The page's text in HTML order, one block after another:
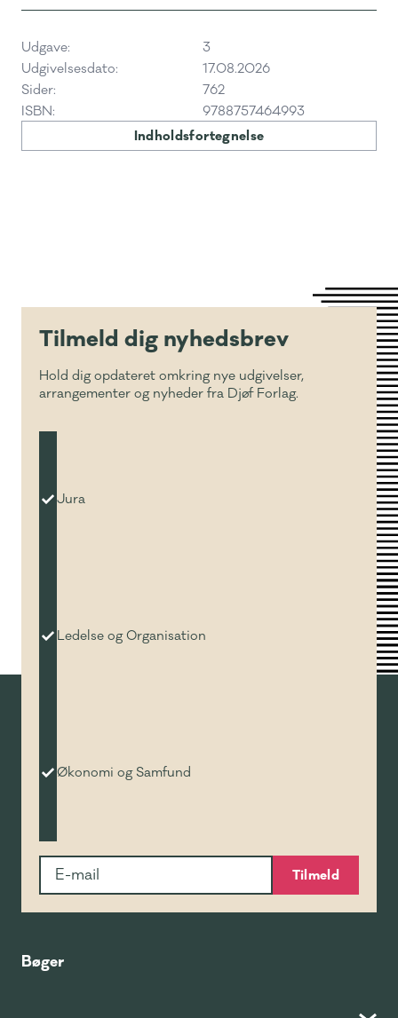
Udgave:
3
Udgivelsesdato:
17.08.2026
Sider:
762
ISBN:
9788757464993
Indholdsfortegnelse
Tilmeld dig nyhedsbrev
Hold dig opdateret omkring nye udgivelser,
arrangementer og nyheder fra Djøf Forlag.
Jura
Ledelse og Organisation
Økonomi og Samfund
Tilmeld
Bøger